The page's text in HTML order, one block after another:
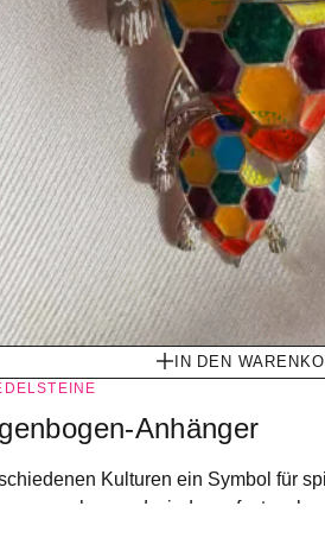
IN DEN
Anhänger
Kulturen ein Symbol für
zu gehen und wieder